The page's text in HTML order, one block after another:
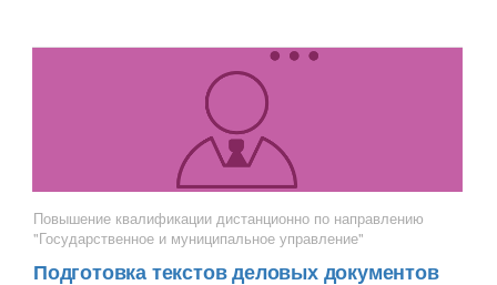
Повышение квалификации дистанционно по направлению
"Государственное и муниципальное управление"
Подготовка текстов деловых документов